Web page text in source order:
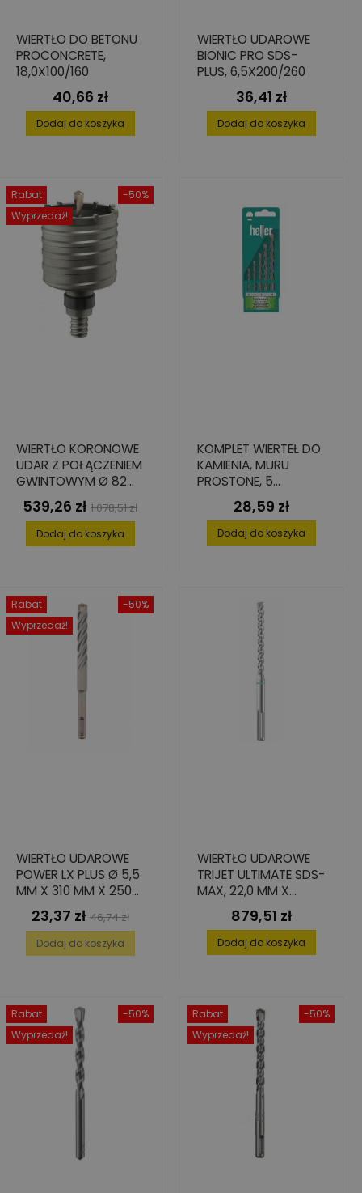
WIERTŁO DO BETONU
PROCONCRETE,
18,0X100/160
Cena
40,66 zł
Dodaj do koszyka
WIERTŁO UDAROWE
BIONIC PRO SDS-
PLUS, 6,5X200/260
Cena
36,41 zł
Dodaj do koszyka
-50%
Rabat
Wyprzedaż!
WIERTŁO KORONOWE
UDAR Z POŁĄCZENIEM
GWINTOWYM Ø 82
MM
Cena
539,26 zł Cena
podstawowa
1 078,51 zł
Dodaj do koszyka
KOMPLET WIERTEŁ DO
KAMIENIA, MURU
PROSTONE, 5
ELEMENTÓW 5-10 MM
Cena
28,59 zł
Dodaj do koszyka
-50%
Rabat
Wyprzedaż!
WIERTŁO UDAROWE
POWER LX PLUS Ø 5,5
MM X 310 MM X 250
MMCena
23,37 zł Cena
podstawowa
46,74 zł
Dodaj do koszyka
WIERTŁO UDAROWE
TRIJET ULTIMATE SDS-
MAX, 22,0 MM X
1200/1320 MM
Cena
879,51 zł
Dodaj do koszyka
-50%
Rabat
Wyprzedaż!
-50%
Rabat
Wyprzedaż!